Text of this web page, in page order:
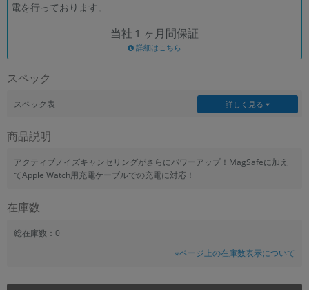
電を行っております。
当社１ヶ月間保証
詳細はこちら
スペック
スペック表 詳しく見る
商品説明
アクティブノイズキャンセリングがさらにパワーアップ！MagSafeに加え
てApple Watch用充電ケーブルでの充電に対応！
在庫数
総在庫数：0
※ページ上の在庫数表示について
商品状態の絞り込み
「新品」「未使用」「中古」など
OS
容量
モニタサイズ